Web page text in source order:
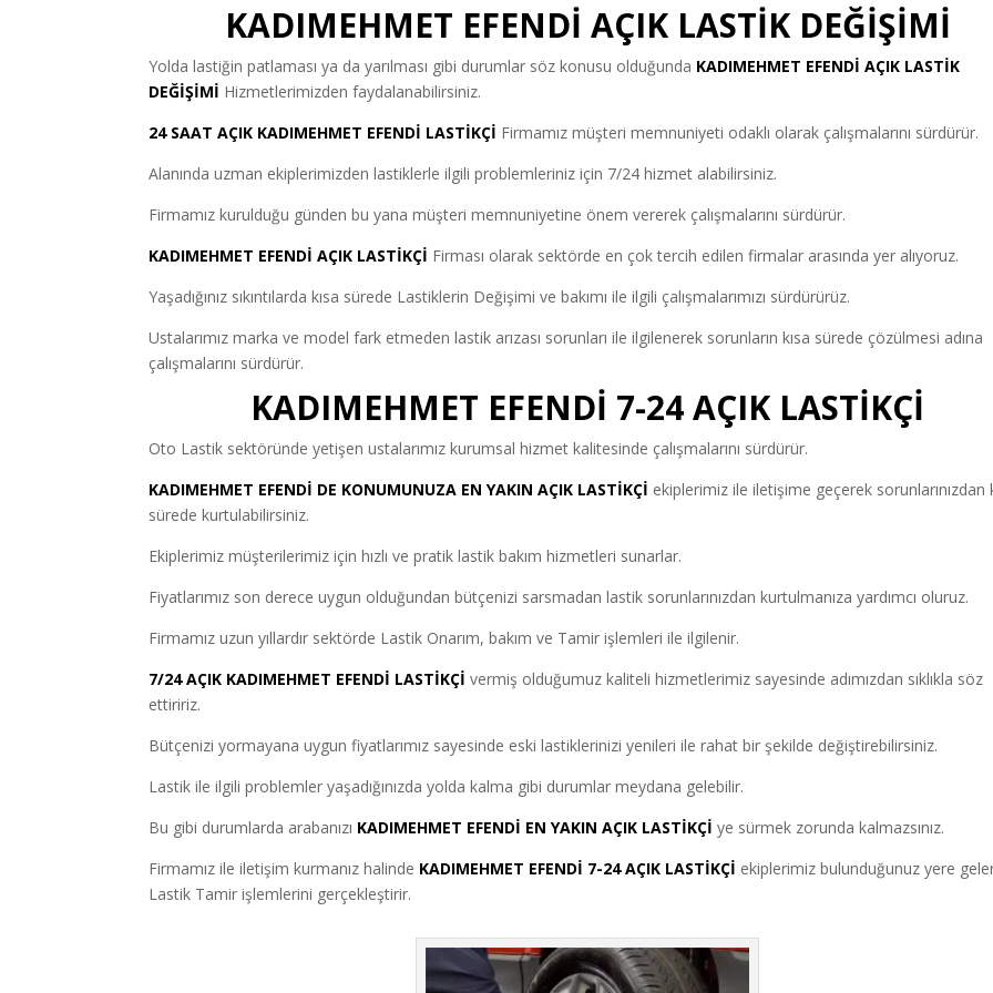
KADIMEHMET EFENDİ AÇIK LASTİK DEĞİŞİMİ
Yolda lastiğin patlaması ya da yarılması gibi durumlar söz konusu olduğunda KADIMEHMET EFENDİ AÇIK LASTİK
DEĞİŞİMİ Hizmetlerimizden faydalanabilirsiniz.
24 SAAT AÇIK KADIMEHMET EFENDİ LASTİKÇİ Firmamız müşteri memnuniyeti odaklı olarak çalışmalarını sürdürür.
Alanında uzman ekiplerimizden lastiklerle ilgili problemleriniz için 7/24 hizmet alabilirsiniz.
Firmamız kurulduğu günden bu yana müşteri memnuniyetine önem vererek çalışmalarını sürdürür.
KADIMEHMET EFENDİ AÇIK LASTİKÇİ Firması olarak sektörde en çok tercih edilen firmalar arasında yer alıyoruz.
Yaşadığınız sıkıntılarda kısa sürede Lastiklerin Değişimi ve bakımı ile ilgili çalışmalarımızı sürdürürüz.
Ustalarımız marka ve model fark etmeden lastik arızası sorunları ile ilgilenerek sorunların kısa sürede çözülmesi adına
çalışmalarını sürdürür.
KADIMEHMET EFENDİ 7-24 AÇIK LASTİKÇİ
Oto Lastik sektöründe yetişen ustalarımız kurumsal hizmet kalitesinde çalışmalarını sürdürür.
KADIMEHMET EFENDİ DE KONUMUNUZA EN YAKIN AÇIK LASTİKÇİ ekiplerimiz ile iletişime geçerek sorunlarınızdan
sürede kurtulabilirsiniz.
Ekiplerimiz müşterilerimiz için hızlı ve pratik lastik bakım hizmetleri sunarlar.
Fiyatlarımız son derece uygun olduğundan bütçenizi sarsmadan lastik sorunlarınızdan kurtulmanıza yardımcı oluruz.
Firmamız uzun yıllardır sektörde Lastik Onarım, bakım ve Tamir işlemleri ile ilgilenir.
7/24 AÇIK KADIMEHMET EFENDİ LASTİKÇİ vermiş olduğumuz kaliteli hizmetlerimiz sayesinde adımızdan sıklıkla söz
ettiririz.
Bütçenizi yormayana uygun fiyatlarımız sayesinde eski lastiklerinizi yenileri ile rahat bir şekilde değiştirebilirsiniz.
Lastik ile ilgili problemler yaşadığınızda yolda kalma gibi durumlar meydana gelebilir.
Bu gibi durumlarda arabanızı KADIMEHMET EFENDİ EN YAKIN AÇIK LASTİKÇİ ye sürmek zorunda kalmazsınız.
Firmamız ile iletişim kurmanız halinde KADIMEHMET EFENDİ 7-24 AÇIK LASTİKÇİ ekiplerimiz bulunduğunuz yere
Lastik Tamir işlemlerini gerçekleştirir.